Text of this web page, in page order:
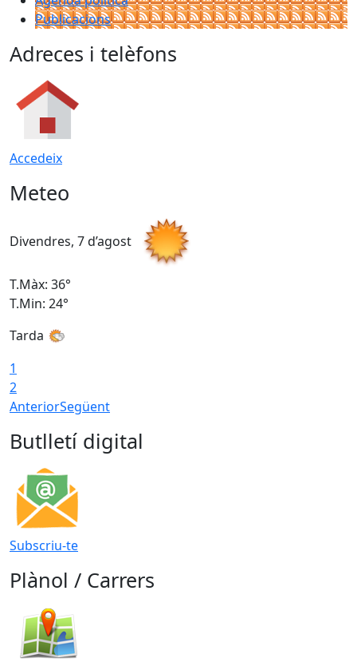
Publicacions
Adreces i telèfons
Accedeix
Meteo
Divendres, 7 d’agost
T.Màx: 36°
T.Min: 24°
Tarda
1
2
AnteriorSegüent
Butlletí digital
Subscriu-te
Plànol / Carrers